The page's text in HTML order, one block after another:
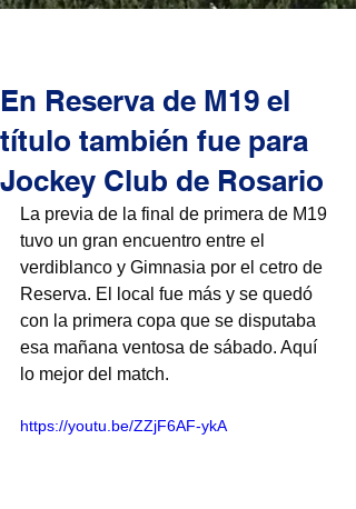
En Reserva de M19 el
título también fue para
Jockey Club de Rosario
La previa de la final de primera de M19
tuvo un gran encuentro entre el
verdiblanco y Gimnasia por el cetro de
Reserva. El local fue más y se quedó
con la primera copa que se disputaba
esa mañana ventosa de sábado. Aquí
lo mejor del match.
https://youtu.be/ZZjF6AF-ykA